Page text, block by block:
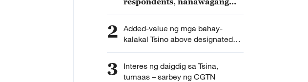
pagmamatyag sa ekspansyon
ng militar ng Hapon
2 Added-value ng mga bahay-
kalakal Tsino above designated
size sa industriya ng makinarya
2026
3
Interes ng daigdig sa Tsina,
tumaas – sarbey ng CGTN